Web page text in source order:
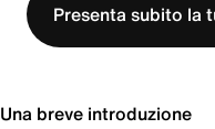
Presenta subito la
Una breve introduzione